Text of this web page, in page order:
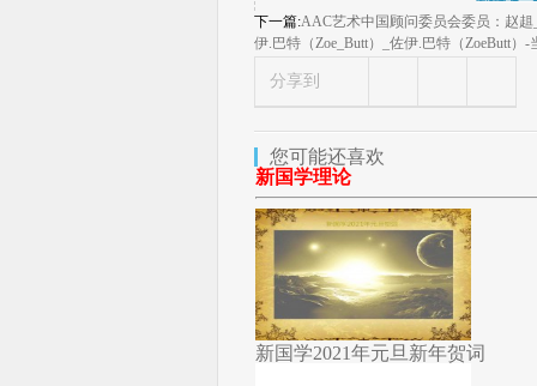
下一篇:AAC艺术中国顾问委员会委员：​赵
伊.巴特（Zoe_Butt）_佐伊.巴特（ZoeButt
分享到
您可能还喜欢
新国学理论
新国学2021年元旦新年贺词